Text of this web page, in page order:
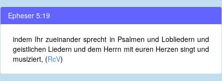
Epheser 5:19
indem Ihr zueinander sprecht in Psalmen und Lobliedern und
geistlichen Liedern und dem Herrn mit euren Herzen singt und
musiziert, (RcV)